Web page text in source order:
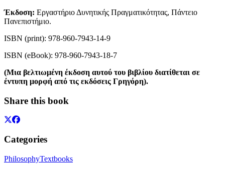
Έκδοση: Εργαστήριο Δυνητικής Πραγματικότητας, Πάντειο
Πανεπιστήμιο.
ISBN (print): 978-960-7943-14-9
ISBN (eBook): 978-960-7943-18-7
(Μια βελτιωμένη έκδοση αυτού του βιβλίου διατίθεται σε
έντυπη μορφή από τις εκδόσεις Γρηγόρη).
Share this book
Categories
PhilosophyTextbooks